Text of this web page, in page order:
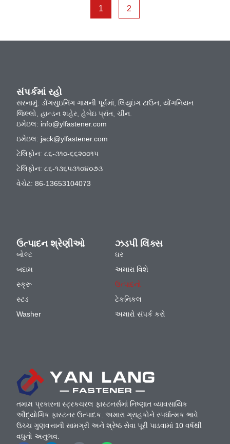
1 2
તમામ પ્રકારના સ્ટ્રક્ચરલ ફાસ્ટનર્સમાં નિષ્ણાત વ્યાવસાયિક
ઔદ્યોગિક ફાસ્ટનર ઉત્પાદક. અમારા ગ્રાહકોને સ્પર્ધાત્મક ભાવે
ઉચ્ચ ગુણવત્તાની સામગ્રી અને શ્રેષ્ઠ સેવા પૂરી પાડવામાં 10 વર્ષથી
વધુનો અનુભવ.
ઉત્પાદન શ્રેણીઓ
બોલ્ટ
બદામ
સ્ક્રૂ
સ્ટડ
Washer
ઝડપી લિંક્સ
ઘર
અમારા વિશે
ઉત્પાદનો
ટેકનિકલ
અમારો સંપર્ક કરો
સંપર્કમાં રહો
સરનામું: ડોંગસુઇનિંગ ગામની પૂર્વમાં, લિયુઇંગ ટાઉન, યોંગનિયન
જિલ્લો, હાન્ડન શહેર, હેબેઇ પ્રાંત, ચીન.
ઇમેઇલ: info@ylfastener.com
ઇમેઇલ: jack@ylfastener.com
ટેલિફોન: ૮૬-૩૧૦-૬૬૨૦૦૧૫
ટેલિફોન: ૮૬-૧૩૬૫૩૧૦૪૦૭૩
વેચેટ: 86-13653104073